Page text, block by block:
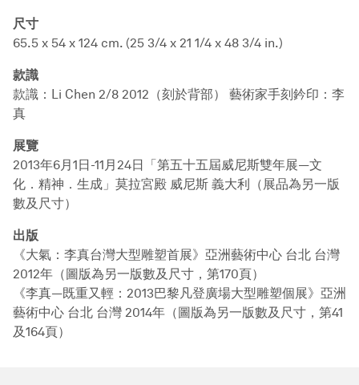
尺寸
65.5 x 54 x 124 cm. (25 3/4 x 21 1/4 x 48 3/4 in.)
款識
款識：Li Chen 2/8 2012（刻於背部） 藝術家手刻鈐印：李
真
展覽
2013年6月1日-11月24日「第五十五屆威尼斯雙年展—文
化．精神．生成」莫拉宮殿 威尼斯 義大利（展品為另一版
數及尺寸）
出版
《大氣：李真台灣大型雕塑首展》亞洲藝術中心 台北 台灣
2012年（圖版為另一版數及尺寸，第170頁）
《李真—既重又輕：2013巴黎凡登廣場大型雕塑個展》亞洲
藝術中心 台北 台灣 2014年（圖版為另一版數及尺寸，第41
及164頁）